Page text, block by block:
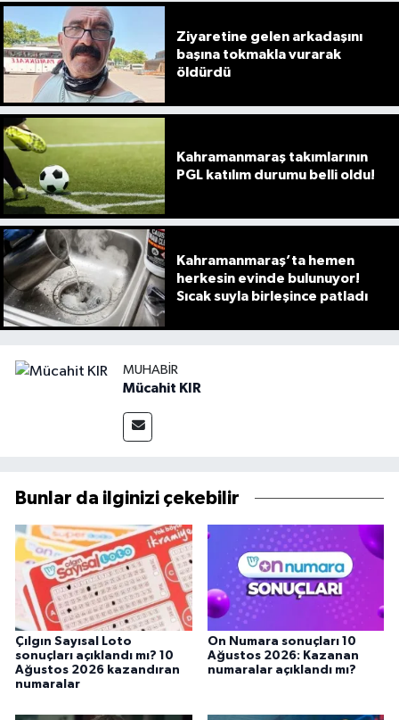
Ziyaretine gelen arkadaşını
başına tokmakla vurarak
öldürdü
Kahramanmaraş takımlarının
PGL katılım durumu belli oldu!
Kahramanmaraş’ta hemen
herkesin evinde bulunuyor!
Sıcak suyla birleşince patladı
MUHABIR
Mücahit KIR
Bunlar da ilginizi çekebilir
Çılgın Sayısal Loto
sonuçları açıklandı mı? 10
Ağustos 2026 kazandıran
numaralar
On Numara sonuçları 10
Ağustos 2026: Kazanan
numaralar açıklandı mı?